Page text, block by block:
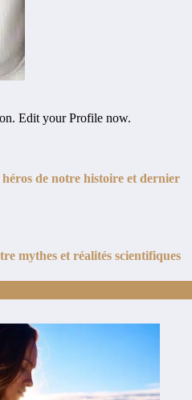
Edit your Profile now.
de notre histoire et dernier
mythes et réalités scientifiques